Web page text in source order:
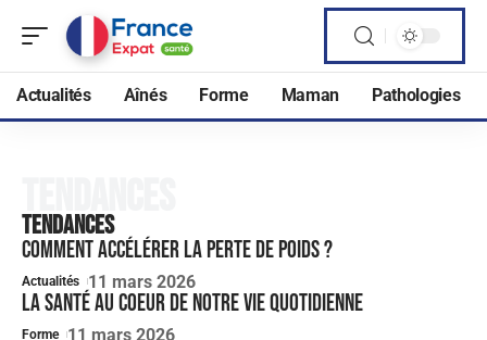
Actualités Aînés Forme Maman Pathologies
Tendances
Comment accélérer la perte de poids ?
Actualités 11 mars 2026
La santé au coeur de notre vie quotidienne
Forme 11 mars 2026